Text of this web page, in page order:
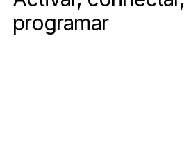
programar